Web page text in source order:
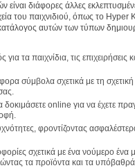
είναι διάφορες άλλες
του παιχνιδιού, όπως το
αυτών των τύπων
τα παιχνίδια, τις επιχειρήσεις
σύμβολα σχετικά με τη σχετική
online για να έχετε
φροντίζοντας
σχετικά με ένα νούμερο
τα προϊόντα και τα